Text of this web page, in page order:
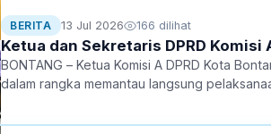
BERITA 13 Jul 2026 166 dilihat
Ketua dan Sekretaris DPRD Komisi
BONTANG – Ketua Komisi A DPRD Kota
dalam rangka memantau langsung